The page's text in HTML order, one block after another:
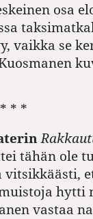
osa
vaikka se
* * *
tähän ole
hytti
vastaa